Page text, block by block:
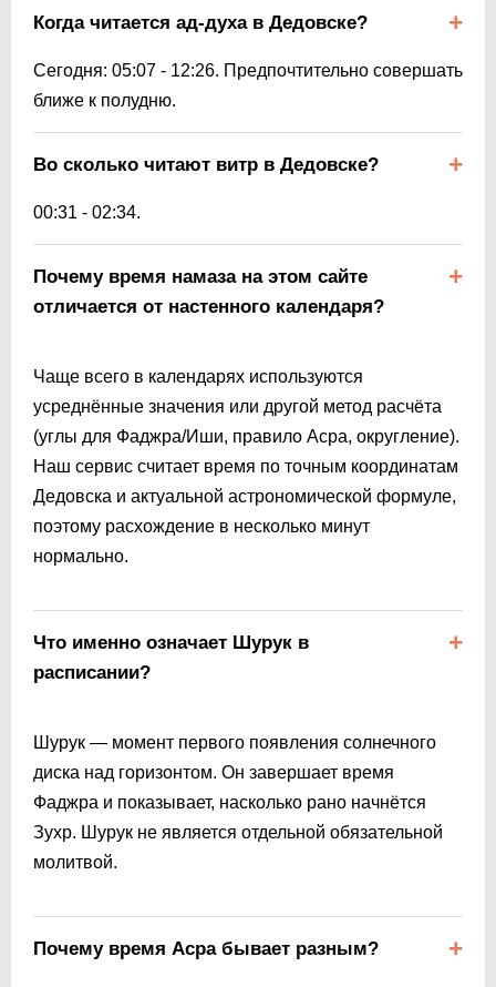
Когда читается ад-духа в Дедовске?
Сегодня: 05:07 - 12:26. Предпочтительно совершать
ближе к полудню.
Во сколько читают витр в Дедовске?
00:31 - 02:34.
Почему время намаза на этом сайте
отличается от настенного календаря?
Чаще всего в календарях используются
усреднённые значения или другой метод расчёта
(углы для Фаджра/Иши, правило Асра, округление).
Наш сервис считает время по точным координатам
Дедовска и актуальной астрономической формуле,
поэтому расхождение в несколько минут
нормально.
Что именно означает Шурук в
расписании?
Шурук — момент первого появления солнечного
диска над горизонтом. Он завершает время
Фаджра и показывает, насколько рано начнётся
Зухр. Шурук не является отдельной обязательной
молитвой.
Почему время Асра бывает разным?